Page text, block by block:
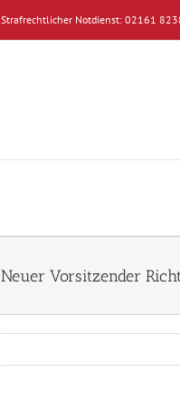
Strafrechtlicher Notdienst: 02161
Neuer Vorsitzender